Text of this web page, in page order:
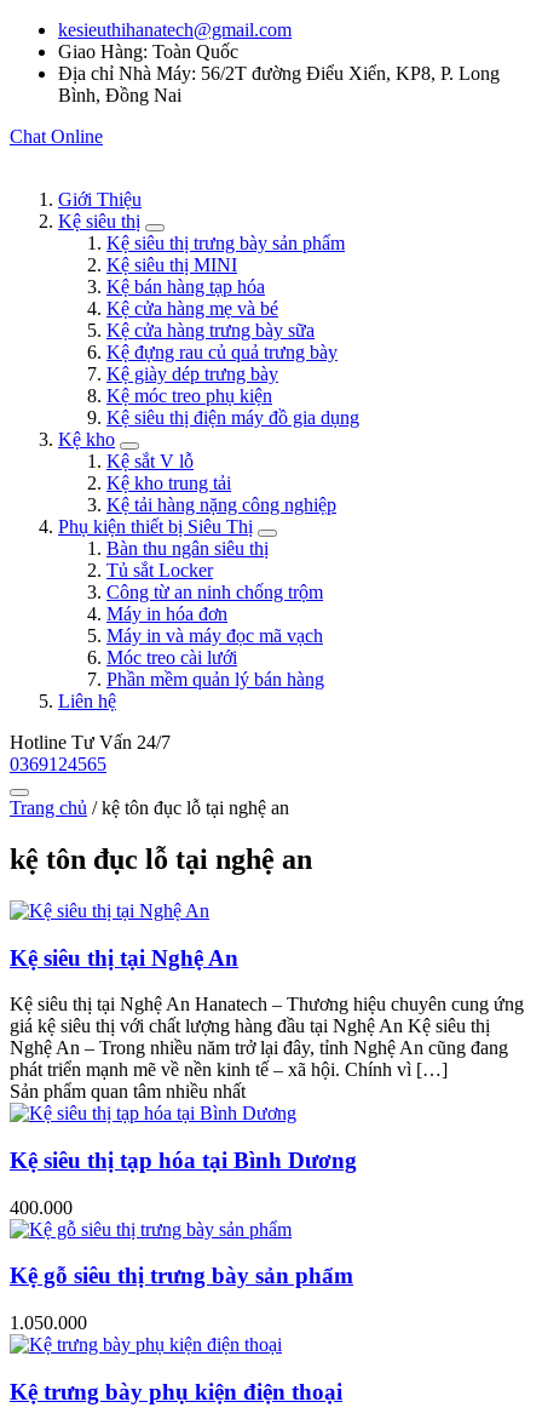
kesieuthihanatech@gmail.com
Giao Hàng: Toàn Quốc
Địa chỉ Nhà Máy: 56/2T đường Điểu Xiển, KP8, P. Long
Bình, Đồng Nai
Chat Online
Giới Thiệu
Kệ siêu thị
Kệ siêu thị trưng bày sản phẩm
Kệ siêu thị MINI
Kệ bán hàng tạp hóa
Kệ cửa hàng mẹ và bé
Kệ cửa hàng trưng bày sữa
Kệ đựng rau củ quả trưng bày
Kệ giày dép trưng bày
Kệ móc treo phụ kiện
Kệ siêu thị điện máy đồ gia dụng
Kệ kho
Kệ sắt V lỗ
Kệ kho trung tải
Kệ tải hàng nặng công nghiệp
Phụ kiện thiết bị Siêu Thị
Bàn thu ngân siêu thị
Tủ sắt Locker
Công từ an ninh chống trộm
Máy in hóa đơn
Máy in và máy đọc mã vạch
Móc treo cài lưới
Phần mềm quản lý bán hàng
Liên hệ
Hotline Tư Vấn 24/7
0369124565
Trang chủ /kệ tôn đục lỗ tại nghệ an
kệ tôn đục lỗ tại nghệ an
Kệ siêu thị tại Nghệ An
Kệ siêu thị tại Nghệ An Hanatech – Thương hiệu chuyên cung ứng
giá kệ siêu thị với chất lượng hàng đầu tại Nghệ An Kệ siêu thị
Nghệ An – Trong nhiều năm trở lại đây, tỉnh Nghệ An cũng đang
phát triển mạnh mẽ về nền kinh tế – xã hội. Chính vì […]
Sản phẩm quan tâm nhiều nhất
Kệ siêu thị tạp hóa tại Bình Dương
400.000
Kệ gỗ siêu thị trưng bày sản phẩm
1.050.000
Kệ trưng bày phụ kiện điện thoại